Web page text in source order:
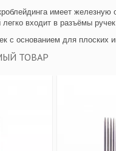
имеет железную
легко входит в разъёмы
с основанием для плоских
ТОВАР